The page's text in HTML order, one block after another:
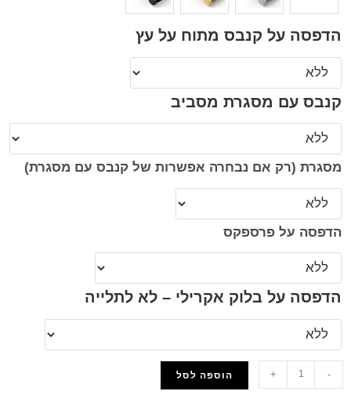
הדפסה על קנבס מתוח על עץ
קנבס עם מסגרת מסביב
מסגרת (רק אם נבחרה אפשרות של קנבס עם מסגרת)
הדפסה על פרספקס
הדפסה על בלוק אקרילי – לא לתלייה
-
+ הוספה לסל